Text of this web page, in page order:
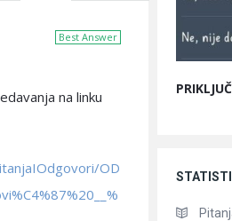
Best Answer
na linku
OD